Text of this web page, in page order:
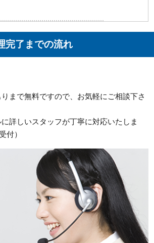
翠にトイレの水漏れ修理のご依頼で
東白島町にトイレのレバー故障のご
した。
区宇品御幸に洗濯蛇口の交換希望のご
伯区河内南に洗面蛇口の故障のご依頼
完了までの流れ
まで無料ですので、お気軽にご相談下さ
詳しいスタッフが丁寧に対応いたしま
付）